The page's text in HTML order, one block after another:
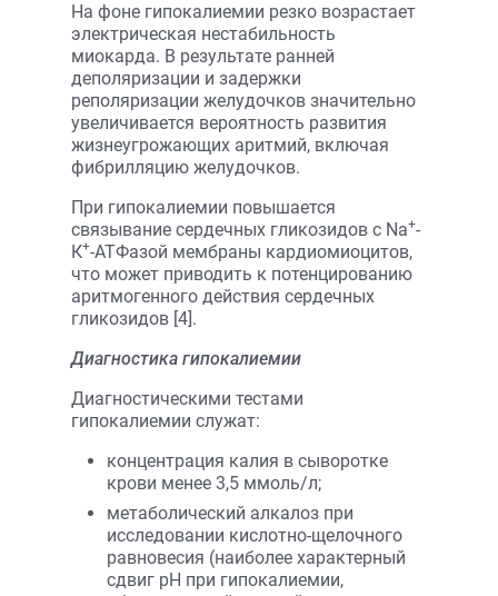
На фоне гипокалиемии резко возрастает
электрическая нестабильность
миокарда. В результате ранней
деполяризации и задержки
реполяризации желудочков значительно
увеличивается вероятность развития
жизнеугрожающих аритмий, включая
фибрилляцию желудочков.
При гипокалиемии повышается
связывание сердечных гликозидов с Na+-
К+-АТФазой мембраны кардиомиоцитов,
что может приводить к потенцированию
аритмогенного действия сердечных
гликозидов [4].
Диагностика гипокалиемии
Диагностическими тестами
гипокалиемии служат:
концентрация калия в сыворотке
крови менее 3,5 ммоль/л;
метаболический алкалоз при
исследовании кислотно-щелочного
равновесия (наиболее характерный
сдвиг рН при гипокалиемии,